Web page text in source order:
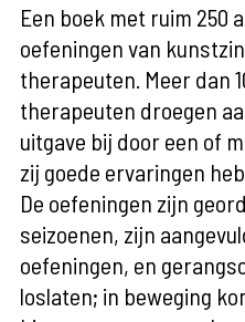
Een boek met ruim 250
oefeningen van
therapeuten. Meer dan
therapeuten droegen
uitgave bij door een of
zij goede ervaringen
De oefeningen zijn
seizoenen, zijn
oefeningen, en
loslaten; in beweging